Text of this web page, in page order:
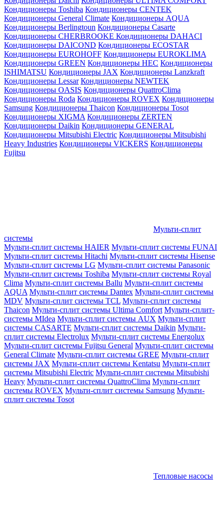
Кондиционеры Toshiba Кондиционеры CENTEK
Кондиционеры General Climate Кондиционеры AQUA
Кондиционеры Berlingtoun Кондиционеры Casarte
Кондиционеры CHERBROOKE Кондиционеры DAHACI
Кондиционеры DAICOND Кондиционеры ECOSTAR
Кондиционеры EUROHOFF Кондиционеры EUROKLIMA
Кондиционеры GREEN Кондиционеры HEC Кондиционеры
ISHIMATSU Кондиционеры JAX Кондиционеры Lanzkraft
Кондиционеры Lessar Кондиционеры NEWTEK
Кондиционеры OASIS Кондиционеры QuattroClima
Кондиционеры Roda Кондиционеры ROVEX Кондиционеры
Samsung Кондиционеры Thaicon Кондиционеры Tosot
Кондиционеры XIGMA Кондиционеры ZERTEN
Кондиционеры Daikin Кондиционеры GENERAL
Кондиционеры Mitsubishi Electric Кондиционеры Mitsubishi
Heavy Industries Кондиционеры VICKERS Кондиционеры
Fujitsu
Мульти-сплит
системы
Мульти-сплит системы HAIER Мульти-сплит системы FUNAI
Мульти-сплит системы Hitachi Мульти-сплит системы Hisense
Мульти-сплит системы LG Мульти-сплит системы Panasonic
Мульти-сплит системы Toshiba Мульти-сплит системы Royal
Clima Мульти-сплит системы Ballu Мульти-сплит системы
AQUA Мульти-сплит системы Dantex Мульти-сплит системы
MDV Мульти-сплит системы TCL Мульти-сплит системы
Thaicon Мульти-сплит системы Ultima Comfort Мульти-сплит-
системы MIdea Мульти-сплит системы AUX Мульти-сплит
системы CASARTE Мульти-сплит системы Daikin Мульти-
сплит системы Electrolux Мульти-сплит системы Energolux
Мульти-сплит системы Fujitsu General Мульти-сплит системы
General Climate Мульти-сплит системы GREE Мульти-сплит
системы JAX Мульти-сплит системы Kentatsu Мульти-сплит
системы Mitsubishi Electric Мульти-сплит системы Mitsubishi
Heavy Мульти-сплит системы QuattroClima Мульти-сплит
системы ROVEX Мульти-сплит системы Samsung Мульти-
сплит системы Tosot
Тепловые насосы